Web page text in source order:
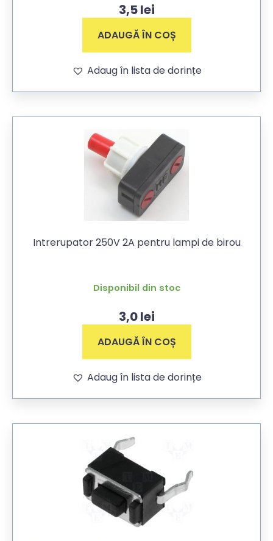
3,5lei
ADAUGĂ ÎN COȘ
Adaug în lista de dorințe
Intrerupator 250V 2A pentru lampi de birou
Disponibil din stoc
3,0lei
ADAUGĂ ÎN COȘ
Adaug în lista de dorințe